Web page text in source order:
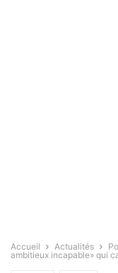
Accueil Actualités
ambitieux incapable» qui